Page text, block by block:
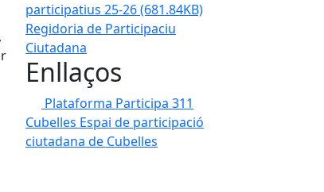
participatius 25-26(681.84KB)
Regidoria de Participaciu
Ciutadana
Enllaços
Plataforma Participa 311
Cubelles Espai de participació
ciutadana de Cubelles